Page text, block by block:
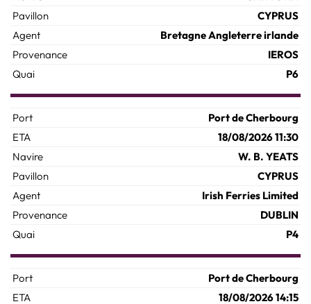
CYPRUS
Bretagne Angleterre irlande
IEROS
P6
Port de Cherbourg
18/08/2026 11:30
W. B. YEATS
CYPRUS
Irish Ferries Limited
DUBLIN
P4
Port de Cherbourg
18/08/2026 14:15